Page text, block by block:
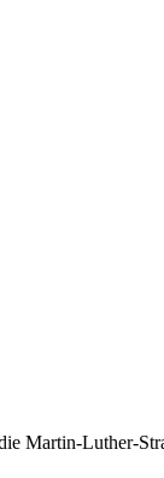
Martin-Luther-